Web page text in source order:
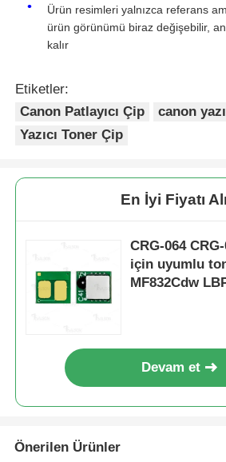
Kardeş Toner Çipi
Ricoh Toner Çipi
Yazıcı ve Fotokopi Parçaları
Tambur ve Fırın Ünitesi
Pantum Çip
Ürün resimleri yalnızca referans
ürün görünümü biraz değişebilir,
kalır
Etiketler:
Canon Patlayıcı Çip
canon
Yazıcı Toner Çip
En İyi Fiyatı
CRG-064
için uyumlu
MF832Cdw
Devam et
Önerilen Ürünler